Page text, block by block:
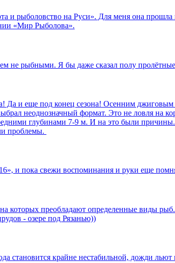
и рыболовство на Руси». Для меня она
«Мир Рыболова».
не рыбными. Я бы даже сказал полу
Да и еще под конец сезона! Осенним
неоднозначный формат. Это не ловля
глубинами 7-9 м. И на это были
проблемы.
и пока свежи воспоминания и руки еще
которых преобладают определенные виды
- озере под Рязанью))
становится крайне нестабильной, дожди